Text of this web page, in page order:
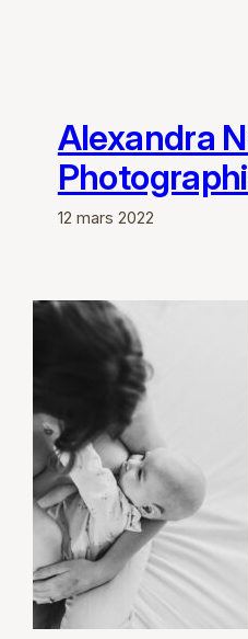
Alexandra
12 mars 2022